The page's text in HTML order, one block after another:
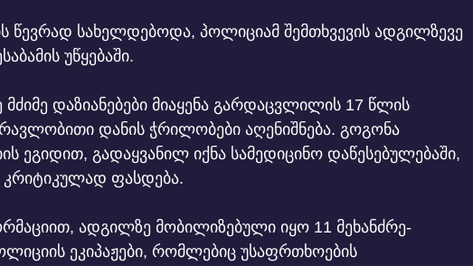
წევრად სახელდებოდა, პოლიციამ შემთხვევის ადგილზევე
უწყებაში.
მძიმე დაზიანებები მიაყენა გარდაცვლილის 17 წლის
დანის ჭრილობები აღენიშნება. გოგონა
ეგიდით, გადაყვანილ იქნა სამედიცინო დაწესებულებაში,
კრიტიკულად ფასდება.
ეკიპაჟები, რომლებიც უსაფრთხოების